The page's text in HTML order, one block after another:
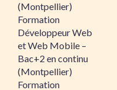
(Montpellier)
Formation
Développeur Web
et Web Mobile –
Bac+2 en continu
(Montpellier)
Formation